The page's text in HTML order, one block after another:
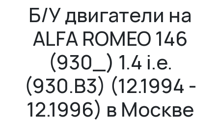
Б/У двигатели на
ALFA ROMEO 146
(930_) 1.4 i.e.
(930.B3) (12.1994 -
12.1996) в Москве